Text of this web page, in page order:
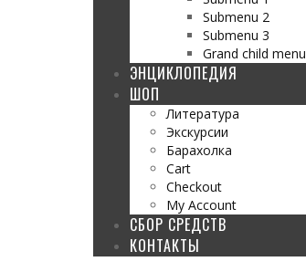
Submenu 2
Submenu 3
Grand child menu
ЭНЦИКЛОПЕДИЯ
ШОП
Литература
Экскурсии
Барахолка
Cart
Checkout
My Account
СБОР СРЕДСТВ
КОНТАКТЫ